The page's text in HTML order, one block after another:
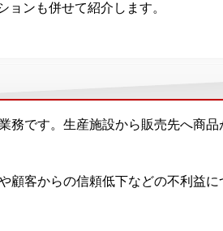
ンも併せて紹介します。
務です。生産施設から販売先へ商品
顧客からの信頼低下などの不利益